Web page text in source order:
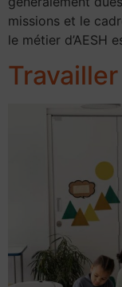
missions et le
le métier d’AESH